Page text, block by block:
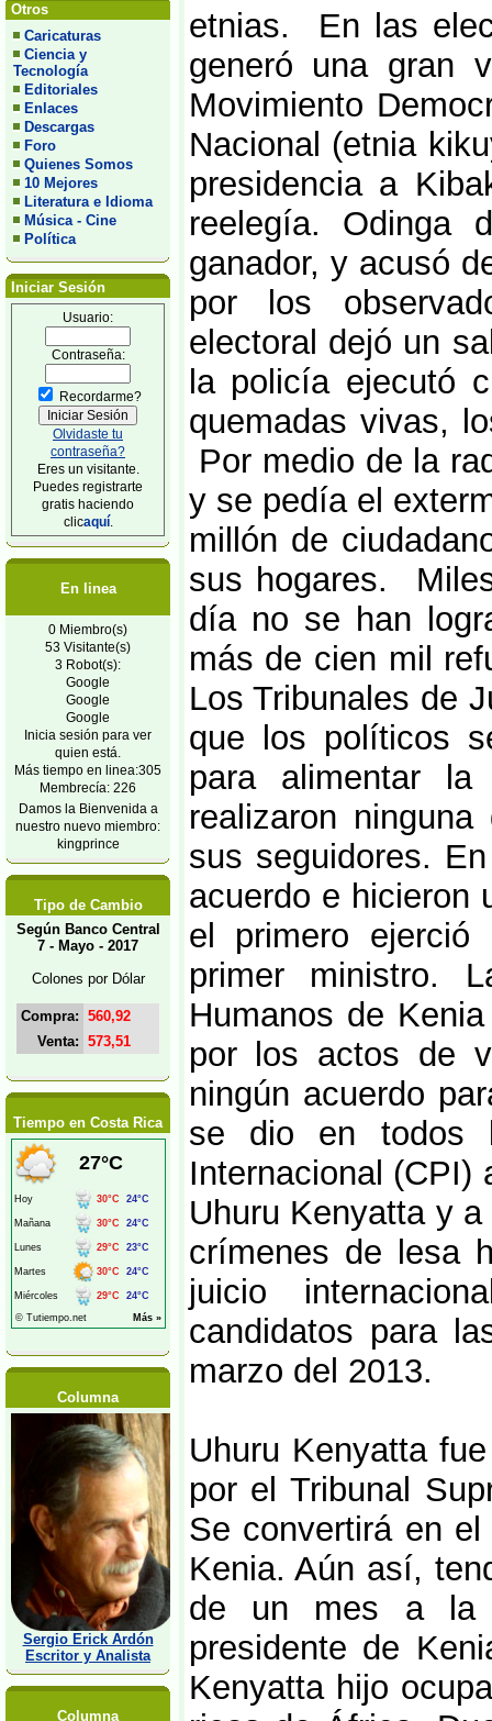
Otros
Caricaturas
Ciencia y
Tecnología
Editoriales
Enlaces
Descargas
Foro
Quienes Somos
10 Mejores
Literatura e Idioma
Música - Cine
Política
Iniciar Sesión
Usuario:
Contraseña:
Recordarme?
Olvidaste tu
contraseña?
Eres un visitante.
Puedes registrarte
gratis haciendo
clicaquí.
En linea
0 Miembro(s)
53 Visitante(s)
3 Robot(s):
Google
Google
Google
Inicia sesión para ver
quien está.
Más tiempo en linea:305
Membrecía: 226
Damos la Bienvenida a
nuestro nuevo miembro:
kingprince
Tipo de Cambio
Según Banco Central
7 - Mayo - 2017
Colones por Dólar
Compra: 560,92
Venta: 573,51
Tiempo en Costa Rica
Columna
Sergio Erick Ardón
Escritor y Analista
Columna
etnias. En las
generó una gran
Movimiento
Nacional (etnia
presidencia a
reelegía. Odinga
ganador, y acusó
por los
electoral dejó un
la policía ejecutó
quemadas vivas,
Por medio de la
y se pedía el
millón de
sus hogares.
día no se han
más de cien mil
Los Tribunales de
que los políticos
para alimentar
realizaron
sus seguidores.
acuerdo e hicieron
el primero
primer ministro.
Humanos de
por los actos de
ningún acuerdo
se dio en todos
Internacional (CPI)
Uhuru Kenyatta y
crímenes de lesa
juicio
candidatos para
marzo del 2013.
Uhuru Kenyatta
por el Tribunal
Se convertirá en
Kenia. Aún así,
de un mes a la
presidente de
Kenyatta hijo